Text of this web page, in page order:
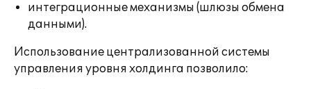
интеграционные механизмы (шлюзы обмена
данными).
Использование централизованной системы
управления уровня холдинга позволило: